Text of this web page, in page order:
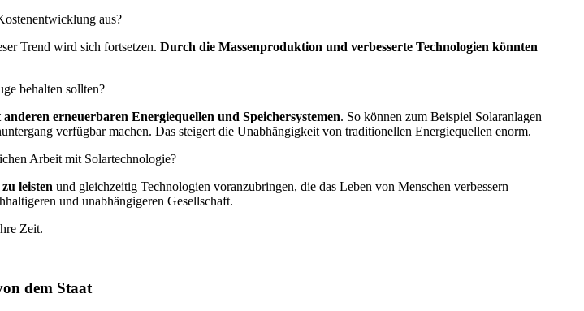
aus?
Trend wird sich fortsetzen. Durch die Massenproduktion und verbesserte Technologien könnten
behalten sollten?
erneuerbaren Energiequellen und Speichersystemen. So können zum Beispiel Solaranlagen
verfügbar machen. Das steigert die Unabhängigkeit von traditionellen Energiequellen enorm.
Arbeit mit Solartechnologie?
leisten und gleichzeitig Technologien voranzubringen, die das Leben von Menschen verbessern
und unabhängigeren Gesellschaft.
Zeit.